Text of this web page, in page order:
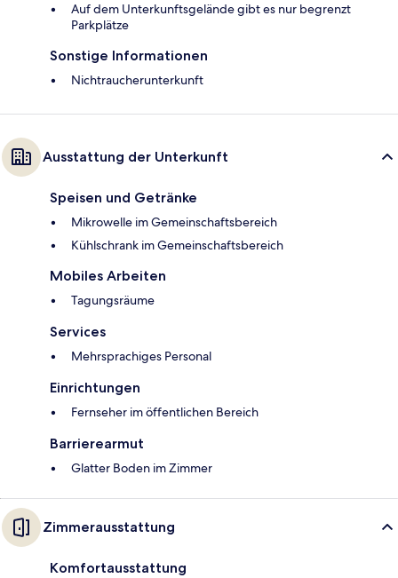
Auf dem Unterkunftsgelände gibt es nur begrenzt
Parkplätze
Sonstige Informationen
Nichtraucherunterkunft
Ausstattung der Unterkunft
Speisen und Getränke
Mikrowelle im Gemeinschaftsbereich
Kühlschrank im Gemeinschaftsbereich
Mobiles Arbeiten
Tagungsräume
Services
Mehrsprachiges Personal
Einrichtungen
Fernseher im öffentlichen Bereich
Barrierearmut
Glatter Boden im Zimmer
Zimmerausstattung
Komfortausstattung